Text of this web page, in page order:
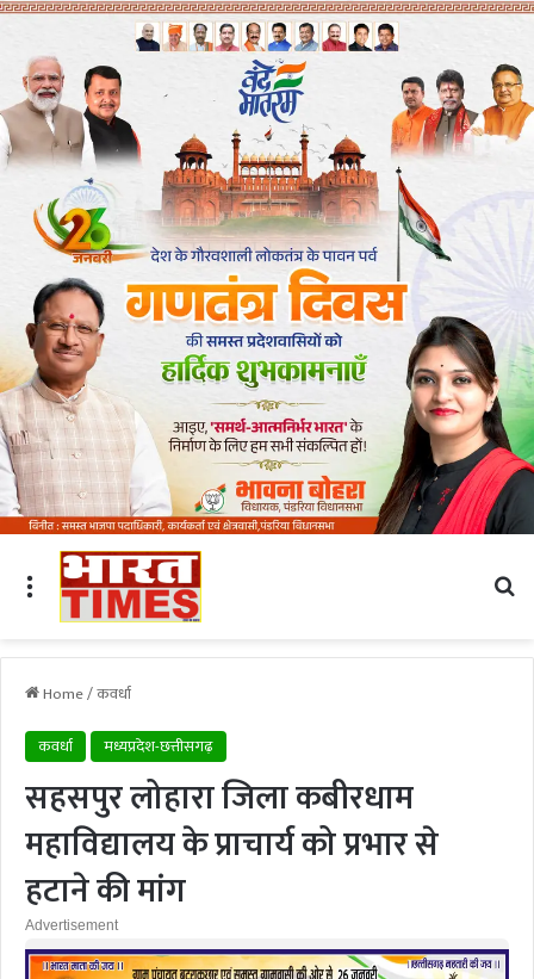
Menu
Home/कवर्धा
कवर्धा
मध्यप्रदेश-छत्तीसगढ़
सहसपुर लोहारा जिला कबीरधाम
महाविद्यालय के प्राचार्य को प्रभार से
हटाने की मांग
Advertisement